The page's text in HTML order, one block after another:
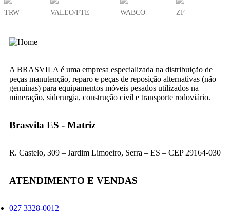
TRW VALEO/FTE WABCO ZF
A BRASVILA é uma empresa especializada na distribuição de
peças manutenção, reparo e peças de reposição alternativas (não
genuínas) para equipamentos móveis pesados utilizados na
mineração, siderurgia, construção civil e transporte rodoviário.
Brasvila ES - Matriz
R. Castelo, 309 – Jardim Limoeiro, Serra – ES – CEP 29164-030
ATENDIMENTO E VENDAS
027 3328-0012